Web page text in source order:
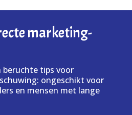
marketing-
beruchte tips voor
ongeschikt voor
en mensen met lange